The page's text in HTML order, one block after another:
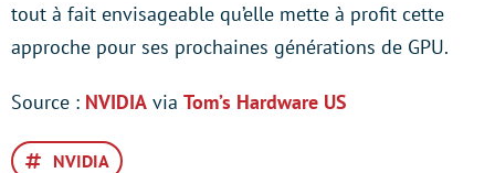
tout à fait envisageable qu’elle mette à profit cette
approche pour ses prochaines générations de GPU.
Source : NVIDIA via Tom’s Hardware US
NVIDIA